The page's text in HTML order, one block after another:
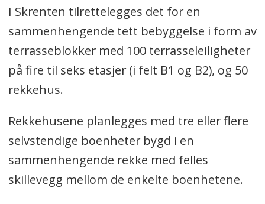
I Skrenten tilrettelegges det for en
sammenhengende tett bebyggelse i form av
terrasseblokker med 100 terrasseleiligheter
på fire til seks etasjer (i felt B1 og B2), og 50
rekkehus.
Rekkehusene planlegges med tre eller flere
selvstendige boenheter bygd i en
sammenhengende rekke med felles
skillevegg mellom de enkelte boenhetene.